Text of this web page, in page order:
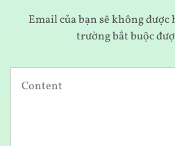
Email của bạn sẽ không
trường bắt buộc